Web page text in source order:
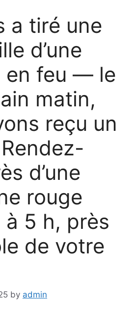
a tiré une
d’une
en feu — le
matin,
reçu un
d’une
rouge
à 5 h, près
de votre
by admin